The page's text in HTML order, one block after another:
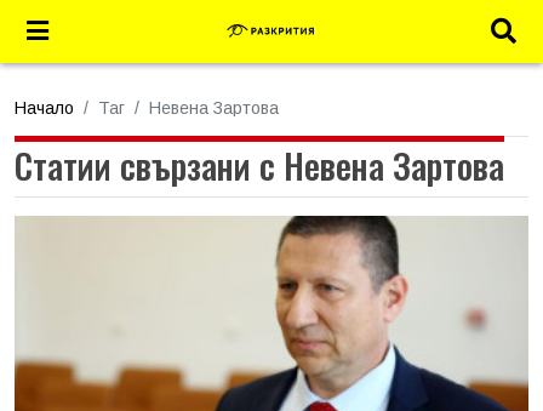
Начало Таг Невена Зартова
Статии свързани с Невена Зартова